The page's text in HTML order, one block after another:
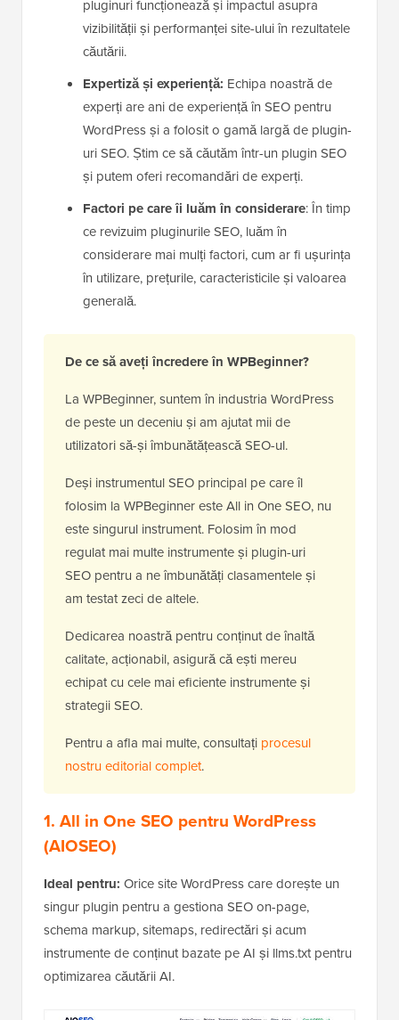
pluginuri funcționează și impactul asupra
vizibilității și performanței site-ului în rezultatele
căutării.
Expertiză și experiență: Echipa noastră de
experți are ani de experiență în SEO pentru
WordPress și a folosit o gamă largă de plugin-
uri SEO. Știm ce să căutăm într-un plugin SEO
și putem oferi recomandări de experți.
Factori pe care îi luăm în considerare: În timp
ce revizuim pluginurile SEO, luăm în
considerare mai mulți factori, cum ar fi ușurința
în utilizare, prețurile, caracteristicile și valoarea
generală.
De ce să aveți încredere în WPBeginner?
La WPBeginner, suntem în industria WordPress
de peste un deceniu și am ajutat mii de
utilizatori să-și îmbunătățească SEO-ul.
Deși instrumentul SEO principal pe care îl
folosim la WPBeginner este All in One SEO, nu
este singurul instrument. Folosim în mod
regulat mai multe instrumente și plugin-uri
SEO pentru a ne îmbunătăți clasamentele și
am testat zeci de altele.
Dedicarea noastră pentru conținut de înaltă
calitate, acționabil, asigură că ești mereu
echipat cu cele mai eficiente instrumente și
strategii SEO.
Pentru a afla mai multe, consultați procesul
nostru editorial complet.
1. All in One SEO pentru WordPress
(AIOSEO)
Ideal pentru: Orice site WordPress care dorește un
singur plugin pentru a gestiona SEO on-page,
schema markup, sitemaps, redirectări și acum
instrumente de conținut bazate pe AI și llms.txt pentru
optimizarea căutării AI.